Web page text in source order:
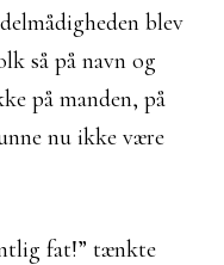
blev
så på navn og
på manden, på
nu ikke være
fat!” tænkte